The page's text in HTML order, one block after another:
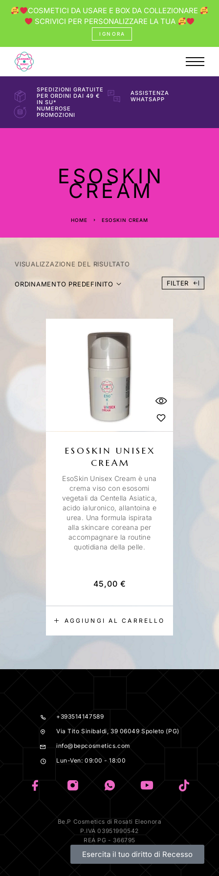
COSMETICI DA USARE E BOX DA COLLEZIONARE
SCRIVICI PER PERSONALIZZARE LA TUA
IGNORA
SPEDIZIONI GRATUITE
PER ORDINI DAI 49 €
IN SU*
ASSISTENZA
WHATSAPP
NUMEROSE
PROMOZIONI
ESOSKIN
CREAM
HOME ESOSKIN CREAM
VISUALIZZAZIONE DEL RISULTATO
ORDINAMENTO PREDEFINITO FILTER
AGGIUNGI AL CARRELLO
ESOSKIN UNISEX
CREAM
EsoSkin Unisex Cream è una
crema viso con esosomi
vegetali da Centella Asiatica,
acido ialuronico, allantoina e
urea. Una formula ispirata
alla skincare coreana per
accompagnare la routine
quotidiana della pelle.
45,00 €
+393514147589
Via Tito Sinibaldi, 39 06049 Spoleto (PG)
info@bepcosmetics.com
Lun-Ven: 09:00 - 18:00
Be.P Cosmetics di Rosati Eleonora
P.IVA 03951990542
REA PG - 366795
Esercita il tuo diritto di Recesso